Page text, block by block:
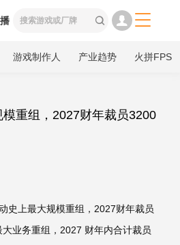
 
游戏制作人 产业趋势 火拼FPS
重组，2027财年裁员3200
史上最大规模重组，2027财年裁员
业务重组，2027 财年内合计裁员